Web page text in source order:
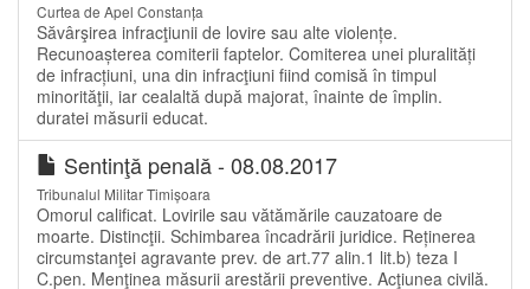
Curtea de Apel Constanța
Săvârşirea infracţiunii de lovire sau alte violențe.
Recunoașterea comiterii faptelor. Comiterea unei pluralități
de infracțiuni, una din infracţiuni fiind comisă în timpul
minorităţii, iar cealaltă după majorat, înainte de împlin.
duratei măsurii educat.
Sentinţă penală - 08.08.2017
Tribunalul Militar Timișoara
Omorul calificat. Lovirile sau vătămările cauzatoare de
moarte. Distincţii. Schimbarea încadrării juridice. Reținerea
circumstanţei agravante prev. de art.77 alin.1 lit.b) teza I
C.pen. Menţinea măsurii arestării preventive. Acţiunea civilă.